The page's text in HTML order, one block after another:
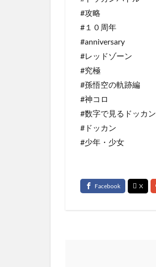
#攻略
#１０周年
#anniversary
#レッドゾーン
#究極
#孫悟空の軌跡編
#神コロ
#数字で見るドッカ
#ドッカン
#少年・少女